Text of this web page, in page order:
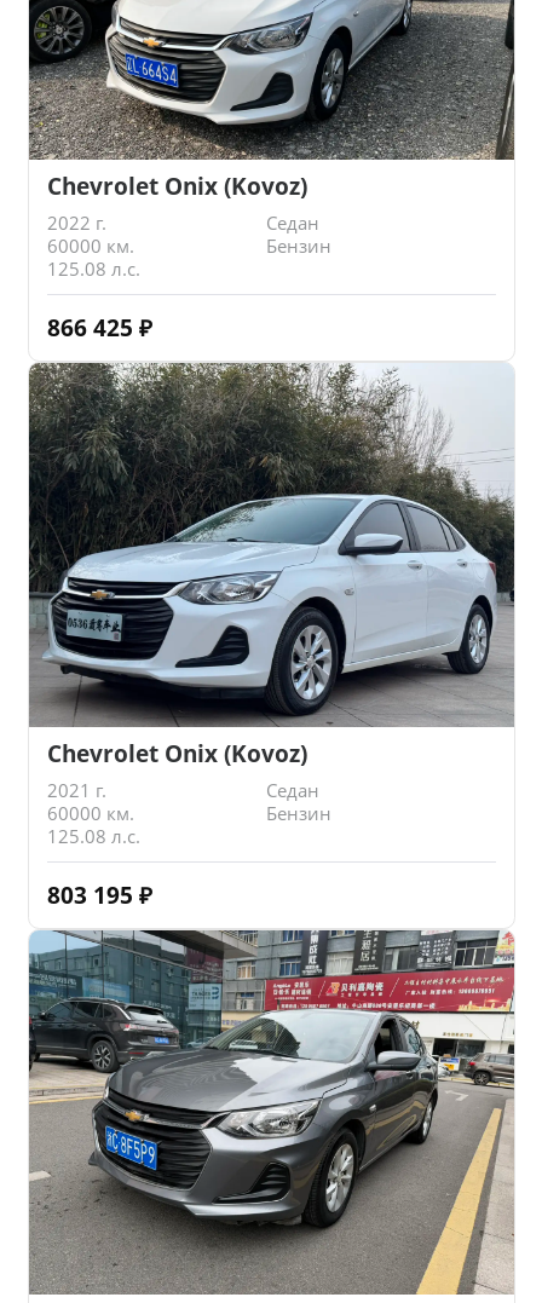
Chevrolet Onix (Kovoz)
2022 г.
Седан
60000 км.
Бензин
125.08 л.с.
866 425 ₽
Chevrolet Onix (Kovoz)
2021 г.
Седан
60000 км.
Бензин
125.08 л.с.
803 195 ₽